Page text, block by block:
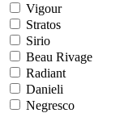
Vigour
Stratos
Sirio
Beau Rivage
Radiant
Danieli
Negresco